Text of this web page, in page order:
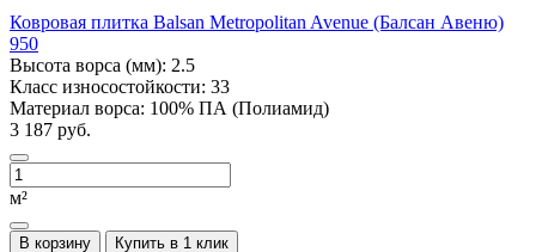
Ковровая плитка Balsan Metropolitan Avenue (Балсан Авеню)
950
Высота ворса (мм): 2.5
Класс износостойкости: 33
Материал ворса: 100% ПА (Полиамид)
3 187 руб.
м²
В корзину Купить в 1 клик